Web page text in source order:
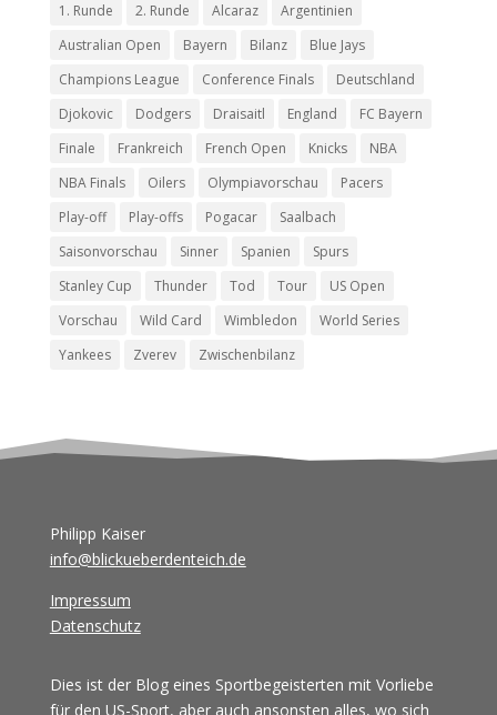
1. Runde 2. Runde Alcaraz
Argentinien
Australian Open
Bayern Bilanz
Blue Jays
Champions League
Conference Finals
Deutschland
Djokovic
Dodgers Draisaitl England
FC Bayern
Finale
Frankreich French Open Knicks
NBA
NBA Finals
Oilers Olympiavorschau
Pacers
Play-off
Play-offs Pogacar
Saalbach
Saisonvorschau
Sinner Spanien
Spurs
Stanley Cup
Thunder Tod Tour
US Open
Vorschau
Wild Card Wimbledon
World Series
Yankees
Zverev Zwischenbilanz
Philipp Kaiser
info@blickueberdenteich.de
Impressum
Datenschutz
Dies ist der Blog eines Sportbegeisterten mit Vorliebe
für den US-Sport, aber auch ansonsten alles, wo sich